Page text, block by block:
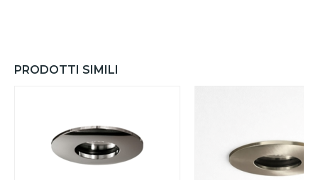
PRODOTTI SIMILI